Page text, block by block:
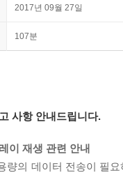
2017년 09월 27일
107분
사항 안내드립니다.
이 재생 관련 안내
량의 데이터 전송이 필